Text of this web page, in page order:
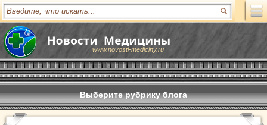
www.novosti-mediciny.ru
Выберите рубрику блога